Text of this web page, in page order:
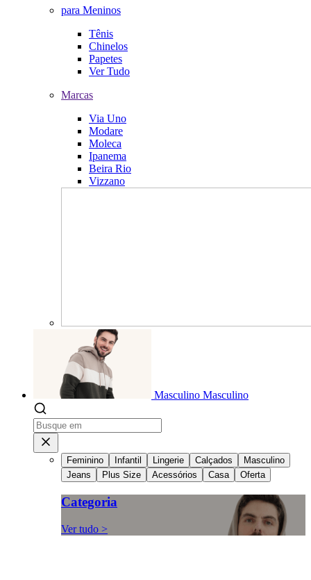
para Meninos
Tênis
Chinelos
Papetes
Ver Tudo
Marcas
Via Uno
Modare
Moleca
Ipanema
Beira Rio
Vizzano
Masculino Masculino
Feminino Infantil Lingerie Calçados
Masculino
Jeans
Plus Size Acessórios Casa Oferta
Categoria
Ver tudo >